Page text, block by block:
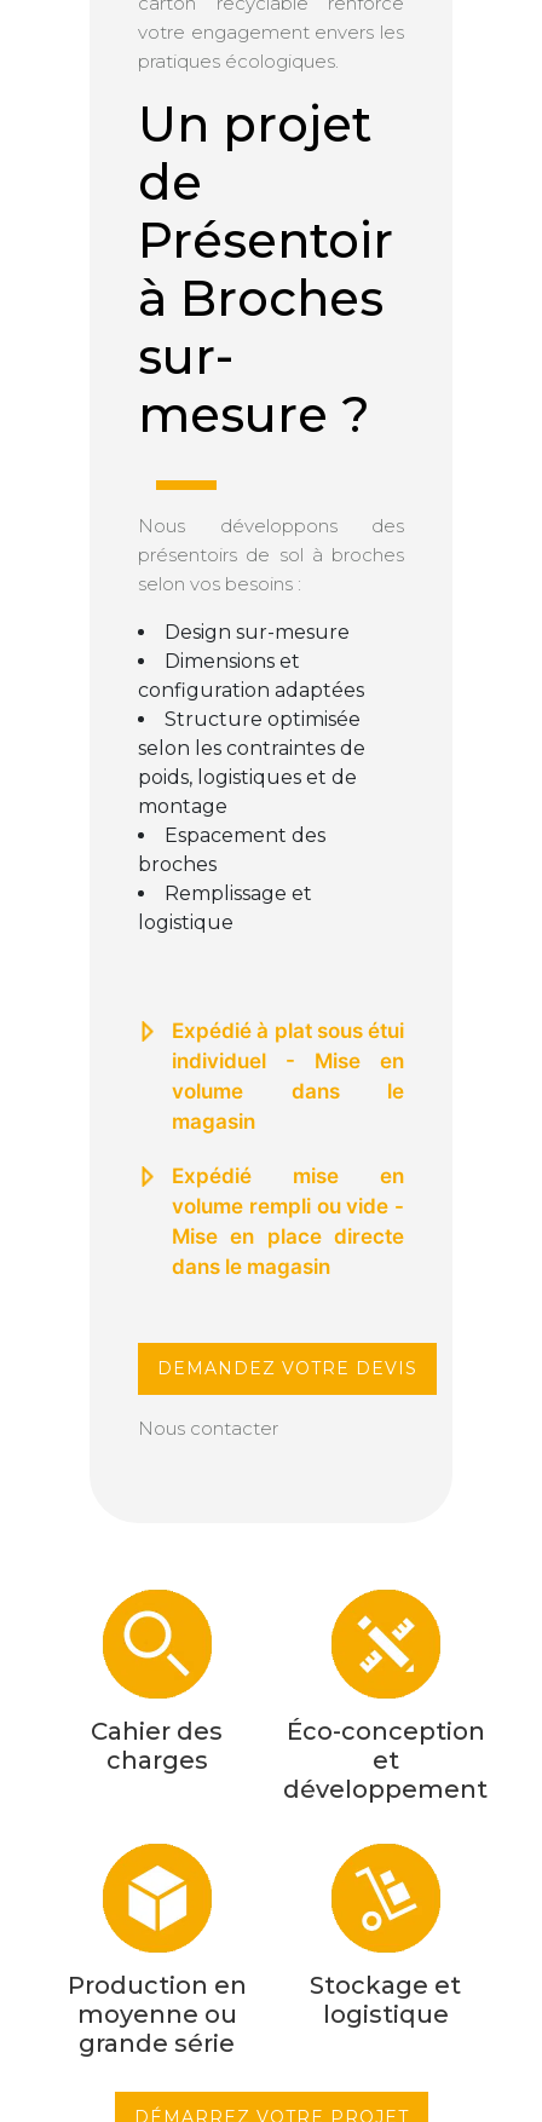
votre engagement envers les
pratiques écologiques.
Un projet
de
Présentoir
à Broches
sur-
mesure ?
Nous développons des
présentoirs de sol à broches
selon vos besoins :
Design sur-mesure
Dimensions et
configuration adaptées
Structure optimisée
selon les contraintes de
poids, logistiques et de
montage
Espacement des
broches
Remplissage et
logistique
Expédié à plat sous étui
individuel - Mise en
volume dans le
magasin
Expédié mise en
volume rempli ou vide -
Mise en place directe
dans le magasin
DEMANDEZ VOTRE DEVIS
Nous contacter
Cahier des
charges
Éco-conception
et
développement
Production en
moyenne ou
grande série
Stockage et
logistique
DÉMARREZ VOTRE PROJET